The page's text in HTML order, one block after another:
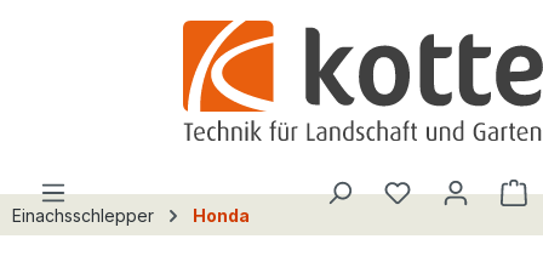
Du hast 0
Einachsschlepper Honda